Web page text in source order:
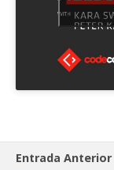
Entrada Anterior